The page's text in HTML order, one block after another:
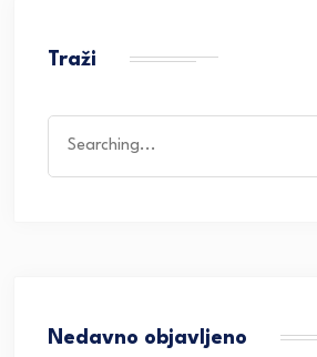
Traži
for:
Nedavno objavljeno